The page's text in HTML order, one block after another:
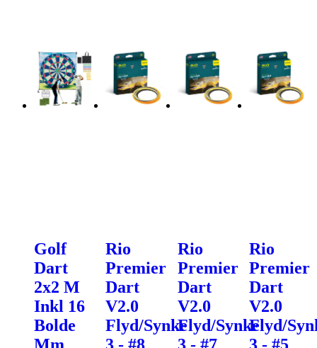
Golf
Dart
2x2 M
Inkl 16
Bolde
Mm
Rio
Premier
Dart
V2.0
Flyd/Synke
3 - #8
Rio
Premier
Dart
V2.0
Flyd/Synke
3 - #7
Rio
Premier
Dart
V2.0
Flyd/
3 - #5